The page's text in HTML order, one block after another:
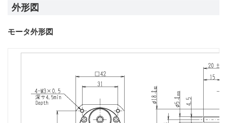
外形図
モータ外形図